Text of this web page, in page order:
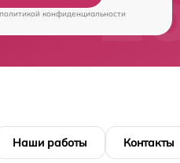
политикой конфиденциальности
Наши работы Контакты